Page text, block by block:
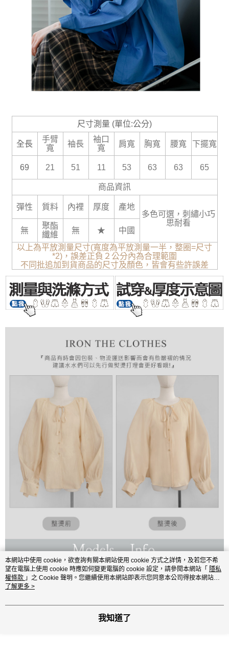
尺寸測量 (單位:公分)
全長
手臂
寬
袖長
袖口
寬
肩寬 胸寬 腰寬 下擺寬
69 21 51 11 53 63 63 65
商品資訊
彈性 質料 內裡 厚度
產地
多色可選，刺繡小巧
思耐看
無
聚酯
纖維
無 ★
中國
以上為平放測量尺寸(寬度為平放測量一半，整圈=尺寸
*2)，誤差正負２公分內為合理範圍
不同批追加到貨商品的尺寸及顏色，皆會有些許誤差
本網站中使用 cookie，欲查詢有關本網站使用 cookie 方式之詳情，及若您不希
望在電腦上使用 cookie 時應如何變更電腦的 cookie 設定，請參閱本網站「 隱私
權條款 」之 Cookie 聲明。您繼續使用本網站即表示您同意本公司得按本網站使
用條款之 Cookie 聲明使用 cookie。
了解更多 >
我知道了